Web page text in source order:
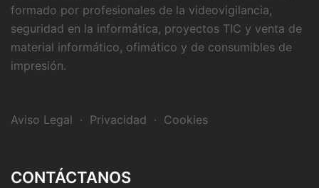
formado por profesionales de la videovigilancia,
seguridad en la informática, proyectos TIC y venta de
material informático, ofimático y de consumibles de
impresión.
Aviso Legal · Privacidad · Cookies
CONTÁCTANOS